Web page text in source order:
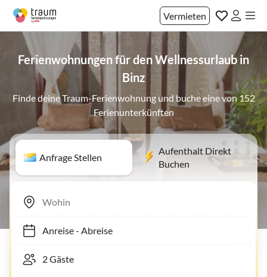
Vermieten
Ferienwohnungen für den Wellnessurlaub in
Binz
Finde deine Traum-Ferienwohnung und buche eine von 152
Ferienunterkünften
Anfrage Stellen
Aufenthalt Direkt
Buchen
Anreise- Abreise